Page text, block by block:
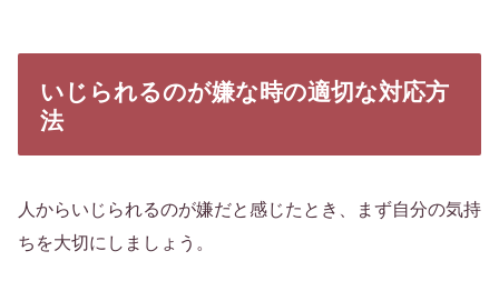
いじられるのが嫌な時の適切な対応方
法
人からいじられるのが嫌だと感じたとき、まず自分の気持
ちを大切にしましょう。